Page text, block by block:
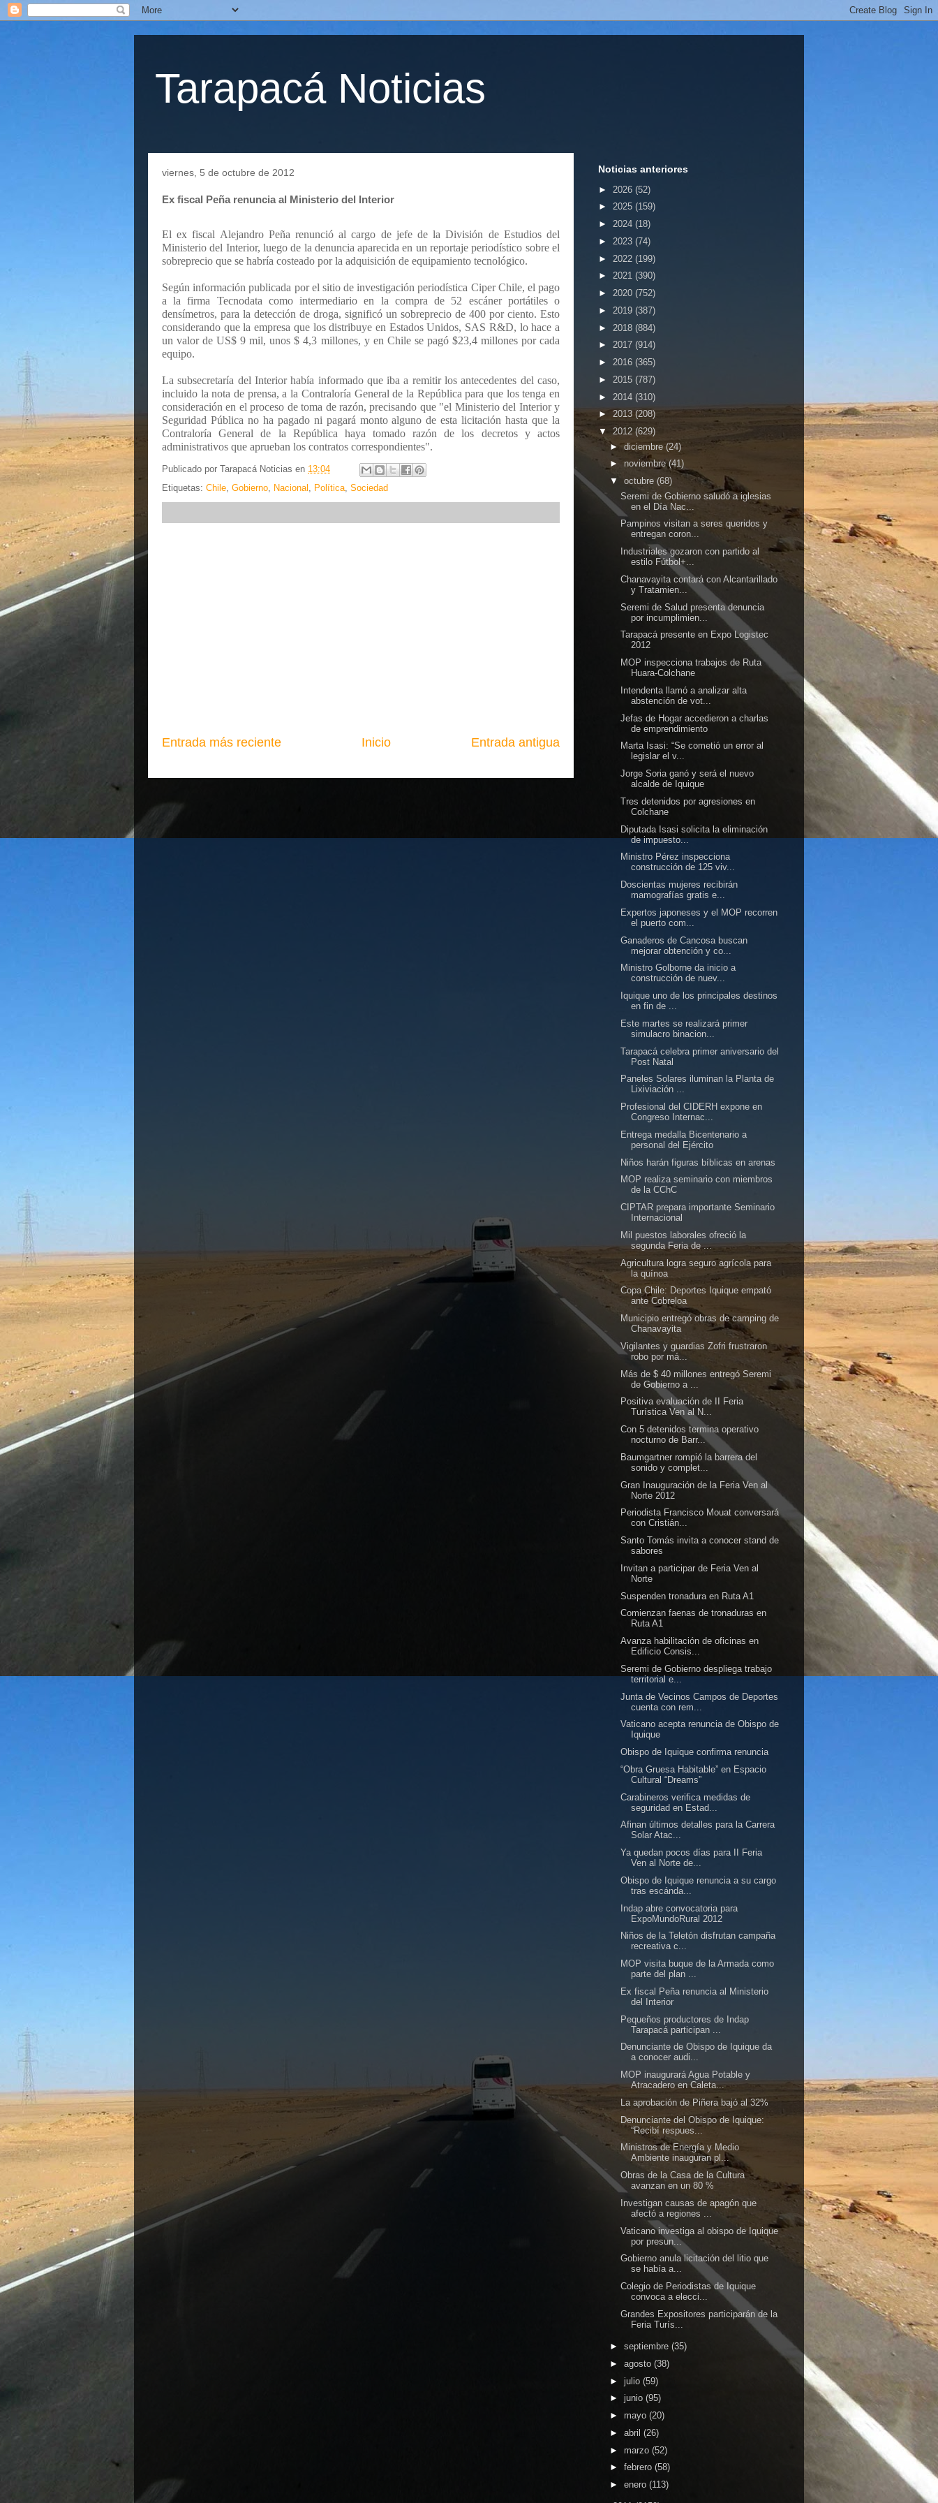
Tarapacá Noticias
viernes, 5 de octubre de 2012
Ex fiscal Peña renuncia al Ministerio del Interior
El ex fiscal Alejandro Peña renunció al cargo de jefe de la División de Estudios del
Ministerio del Interior, luego de la denuncia aparecida en un reportaje periodístico sobre el
sobreprecio que se habría costeado por la adquisición de equipamiento tecnológico.
Según información publicada por el sitio de investigación periodística Ciper Chile, el pago
a la firma Tecnodata como intermediario en la compra de 52 escáner portátiles o
densímetros, para la detección de droga, significó un sobreprecio de 400 por ciento. Esto
considerando que la empresa que los distribuye en Estados Unidos, SAS R&D, lo hace a
un valor de US$ 9 mil, unos $ 4,3 millones, y en Chile se pagó $23,4 millones por cada
equipo.
La subsecretaría del Interior había informado que iba a remitir los antecedentes del caso,
incluido la nota de prensa, a la Contraloría General de la República para que los tenga en
consideración en el proceso de toma de razón, precisando que "el Ministerio del Interior y
Seguridad Pública no ha pagado ni pagará monto alguno de esta licitación hasta que la
Contraloría General de la República haya tomado razón de los decretos y actos
administrativos que aprueban los contratos correspondientes".
Publicado por Tarapacá Noticias en 13:04
Etiquetas: Chile, Gobierno, Nacional , Política, Sociedad
Entrada más reciente Entrada antigua
Inicio
Noticias anteriores
► 2026 (52)
► 2025 (159)
► 2024 (18)
► 2023 (74)
► 2022 (199)
► 2021 (390)
► 2020 (752)
► 2019 (387)
► 2018 (884)
► 2017 (914)
► 2016 (365)
► 2015 (787)
► 2014 (310)
► 2013 (208)
▼ 2012 (629)
►diciembre(24)
► noviembre(41)
▼ octubre (68)
Seremi de Gobierno saludó a iglesias
en el Día Nac...
Pampinos visitan a seres queridos y
entregan coron...
Industriales gozaron con partido al
estilo Fútbol+...
Chanavayita contará con Alcantarillado
y Tratamien...
Seremi de Salud presenta denuncia
por incumplimien...
Tarapacá presente en Expo Logistec
2012
MOP inspecciona trabajos de Ruta
Huara-Colchane
Intendenta llamó a analizar alta
abstención de vot...
Jefas de Hogar accedieron a charlas
de emprendimiento
Marta Isasi: “Se cometió un error al
legislar el v...
Jorge Soria ganó y será el nuevo
alcalde de Iquique
Tres detenidos por agresiones en
Colchane
Diputada Isasi solicita la eliminación
de impuesto...
Ministro Pérez inspecciona
construcción de 125 viv...
Doscientas mujeres recibirán
mamografías gratis e...
Expertos japoneses y el MOP recorren
el puerto com...
Ganaderos de Cancosa buscan
mejorar obtención y co...
Ministro Golborne da inicio a
construcción de nuev...
Iquique uno de los principales destinos
en fin de ...
Este martes se realizará primer
simulacro binacion...
Tarapacá celebra primer aniversario del
Post Natal
Paneles Solares iluminan la Planta de
Lixiviación ...
Profesional del CIDERH expone en
Congreso Internac...
Entrega medalla Bicentenario a
personal del Ejército
Niños harán figuras bíblicas en arenas
MOP realiza seminario con miembros
de la CChC
CIPTAR prepara importante Seminario
Internacional
Mil puestos laborales ofreció la
segunda Feria de ...
Agricultura logra seguro agrícola para
la quínoa
Copa Chile: Deportes Iquique empató
ante Cobreloa
Municipio entregó obras de camping de
Chanavayita
Vigilantes y guardias Zofri frustraron
robo por má...
Más de $ 40 millones entregó Seremi
de Gobierno a ...
Positiva evaluación de II Feria
Turística Ven al N...
Con 5 detenidos termina operativo
nocturno de Barr...
Baumgartner rompió la barrera del
sonido y complet...
Gran Inauguración de la Feria Ven al
Norte 2012
Periodista Francisco Mouat conversará
con Cristián...
Santo Tomás invita a conocer stand de
sabores
Invitan a participar de Feria Ven al
Norte
Suspenden tronadura en Ruta A1
Comienzan faenas de tronaduras en
Ruta A1
Avanza habilitación de oficinas en
Edificio Consis...
Seremi de Gobierno despliega trabajo
territorial e...
Junta de Vecinos Campos de Deportes
cuenta con rem...
Vaticano acepta renuncia de Obispo de
Iquique
Obispo de Iquique confirma renuncia
“Obra Gruesa Habitable” en Espacio
Cultural “Dreams”
Carabineros verifica medidas de
seguridad en Estad...
Afinan últimos detalles para la Carrera
Solar Atac...
Ya quedan pocos días para II Feria
Ven al Norte de...
Obispo de Iquique renuncia a su cargo
tras escánda...
Indap abre convocatoria para
ExpoMundoRural 2012
Niños de la Teletón disfrutan campaña
recreativa c...
MOP visita buque de la Armada como
parte del plan ...
Ex fiscal Peña renuncia al Ministerio
del Interior
Pequeños productores de Indap
Tarapacá participan ...
Denunciante de Obispo de Iquique da
a conocer audi...
MOP inaugurará Agua Potable y
Atracadero en Caleta...
La aprobación de Piñera bajó al 32%
Denunciante del Obispo de Iquique:
“Recibí respues...
Ministros de Energía y Medio
Ambiente inauguran pl...
Obras de la Casa de la Cultura
avanzan en un 80 %
Investigan causas de apagón que
afectó a regiones ...
Vaticano investiga al obispo de Iquique
por presun...
Gobierno anula licitación del litio que
se había a...
Colegio de Periodistas de Iquique
convoca a elecci...
Grandes Expositores participarán de la
Feria Turís...
► septiembre (35)
► agosto (38)
► julio (59)
► junio (95)
► mayo (20)
► abril (26)
► marzo (52)
► febrero (58)
► enero (113)